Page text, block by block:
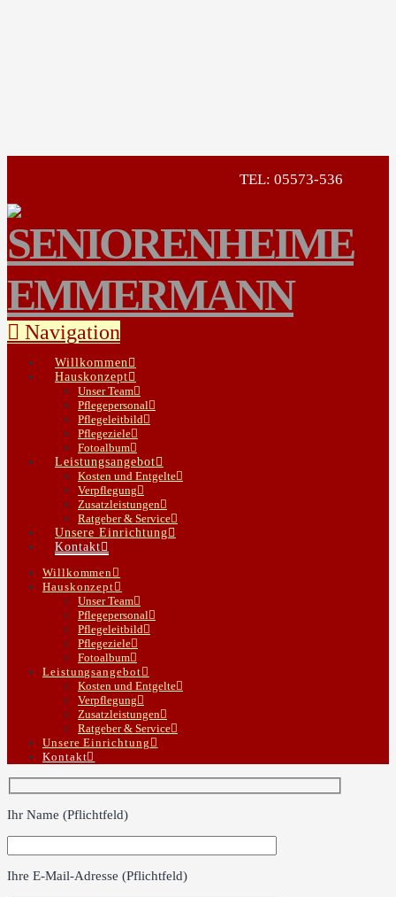
TEL: 05573-536
Navigation
Willkommen
Hauskonzept
Unser Team
Pflegepersonal
Pflegeleitbild
Pflegeziele
Fotoalbum
Leistungsangebot
Kosten und Entgelte
Verpflegung
Zusatzleistungen
Ratgeber & Service
Unsere Einrichtung
Kontakt
Willkommen
Hauskonzept
Unser Team
Pflegepersonal
Pflegeleitbild
Pflegeziele
Fotoalbum
Leistungsangebot
Kosten und Entgelte
Verpflegung
Zusatzleistungen
Ratgeber & Service
Unsere Einrichtung
Kontakt
Bitte lasse dieses Feld leer.
Ihr Name (Pflichtfeld)
Bitte lasse dieses Feld leer.
Ihre E-Mail-Adresse (Pflichtfeld)